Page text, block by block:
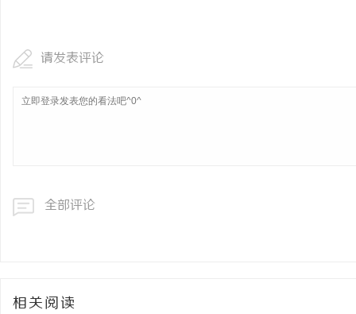
请发表评论
全部评论
相关阅读